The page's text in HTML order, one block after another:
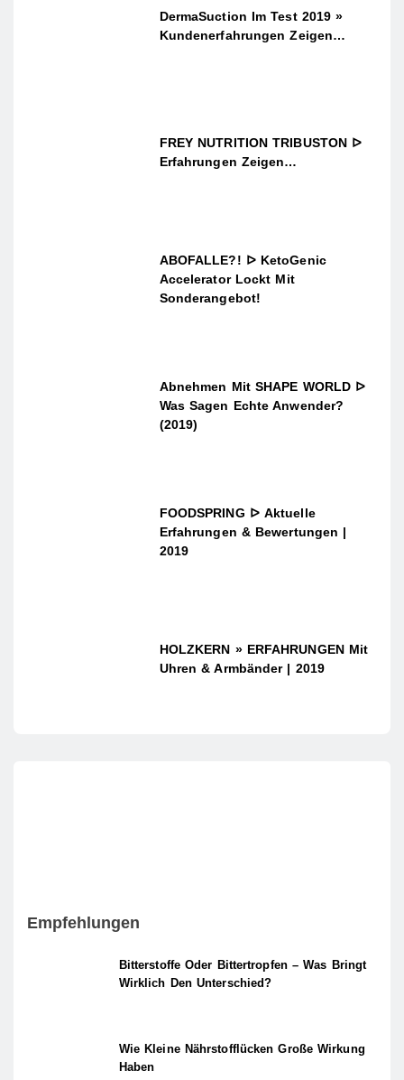
DermaSuction Im Test 2019 »
Kundenerfahrungen Zeigen…
FREY NUTRITION TRIBUSTON ᐅ
Erfahrungen Zeigen…
ABOFALLE?! ᐅ KetoGenic
Accelerator Lockt Mit
Sonderangebot!
Abnehmen Mit SHAPE WORLD ᐅ
Was Sagen Echte Anwender?
(2019)
FOODSPRING ᐅ Aktuelle
Erfahrungen & Bewertungen |
2019
HOLZKERN » ERFAHRUNGEN Mit
Uhren & Armbänder | 2019
Empfehlungen
Bitterstoffe Oder Bittertropfen – Was Bringt
Wirklich Den Unterschied?
Wie Kleine Nährstofflücken Große Wirkung
Haben